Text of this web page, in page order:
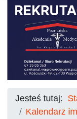
Jesteś tutaj:
Kalendarz